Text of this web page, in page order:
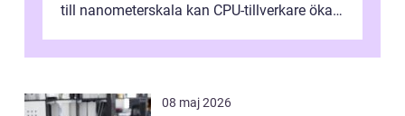
till nanometerskala kan CPU-tillverkare öka
08 maj 2026